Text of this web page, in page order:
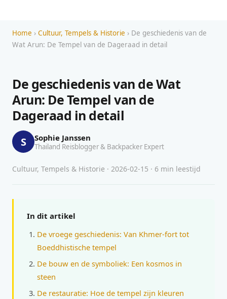
Home › Cultuur, Tempels & Historie › De geschiedenis van de
Wat Arun: De Tempel van de Dageraad in detail
De geschiedenis van de Wat
Arun: De Tempel van de
Dageraad in detail
S Sophie Janssen
Thailand Reisblogger & Backpacker Expert
Cultuur, Tempels & Historie · 2026-02-15 · 6 min leestijd
In dit artikel
De vroege geschiedenis: Van Khmer-fort tot
Boeddhistische tempel
De bouw en de symboliek: Een kosmos in
steen
De restauratie: Hoe de tempel zijn kleuren